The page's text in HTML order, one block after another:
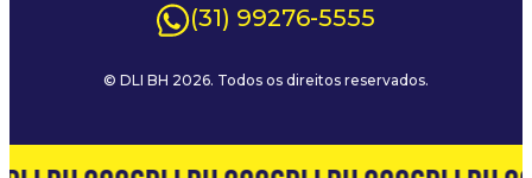
(31) 99276-5555
© DLI BH 2026. Todos os direitos reservados.